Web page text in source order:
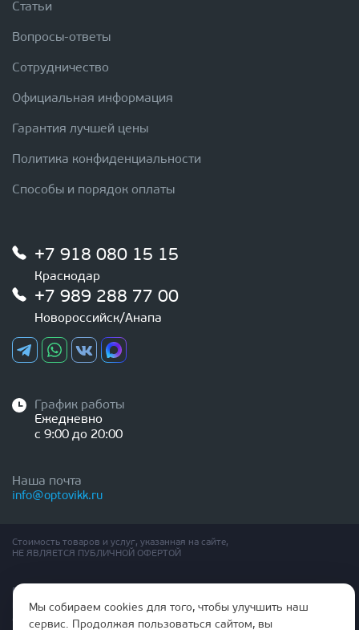
Статьи
Вопросы-ответы
Сотрудничество
Официальная информация
Гарантия лучшей цены
Политика конфиденциальности
Способы и порядок оплаты
+7 918 080 15 15
Краснодар
+7 989 288 77 00
Новороссийск/Анапа
График работы
Ежедневно
с 9:00 до 20:00
Наша почта
info@optovikk.ru
Стоимость товаров и услуг, указанная на сайте,
НЕ ЯВЛЯЕТСЯ ПУБЛИЧНОЙ ОФЕРТОЙ
Правила эксплутации входных и межкомнатных дверей
Политика обработки персональных данных
Согласие на обработку персональных данных
Мы собираем cookies для того, чтобы улучшить наш
сервис. Продолжая пользоваться сайтом, вы